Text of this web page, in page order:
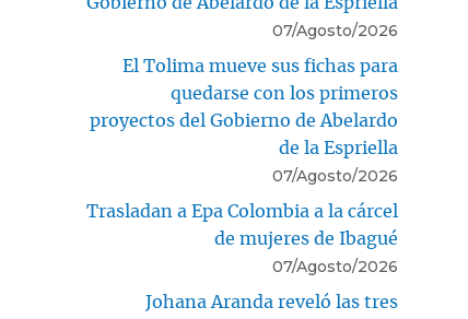
07/Agosto/2026
El Tolima mueve sus fichas para
quedarse con los primeros
proyectos del Gobierno de Abelardo
de la Espriella
07/Agosto/2026
Trasladan a Epa Colombia a la cárcel
de mujeres de Ibagué
07/Agosto/2026
Johana Aranda reveló las tres